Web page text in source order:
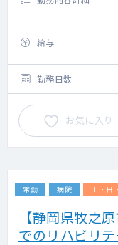
給与
勤務日数
お気に入り
常勤 病院 土・日
【静岡県牧之
でのリハビリ